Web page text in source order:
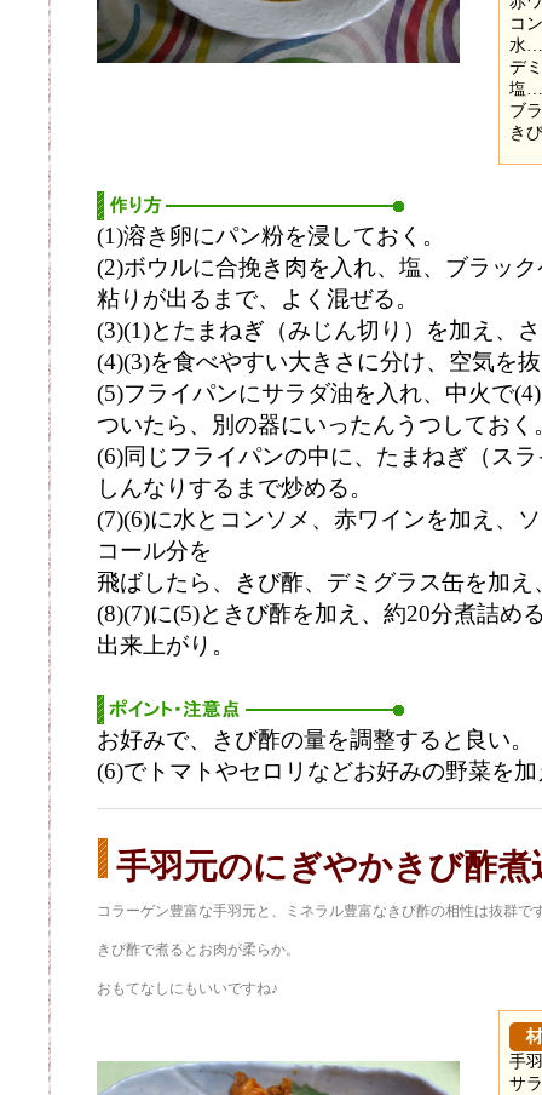
コ
水
デ
塩…
ブ
き
(1)溶き卵にパン粉を浸しておく。
(2)ボウルに合挽き肉を入れ、塩、ブラッ
粘りが出るまで、よく混ぜる。
(3)(1)とたまねぎ（みじん切り）を加え、
(4)(3)を食べやすい大きさに分け、空気を
(5)フライパンにサラダ油を入れ、中火で
ついたら、別の器にいったんうつしておく
(6)同じフライパンの中に、たまねぎ（ス
しんなりするまで炒める。
(7)(6)に水とコンソメ、赤ワインを加え、
コール分を
飛ばしたら、きび酢、デミグラス缶を加え
(8)(7)に(5)ときび酢を加え、約20分煮詰め
出来上がり。
お好みで、きび酢の量を調整すると良い。
(6)でトマトやセロリなどお好みの野菜を
手羽元のにぎやかきび酢煮
コラーゲン豊富な手羽元と、ミネラル豊富なきび酢の相性は抜群で
きび酢で煮るとお肉が柔らか。
おもてなしにもいいですね♪
手
サ